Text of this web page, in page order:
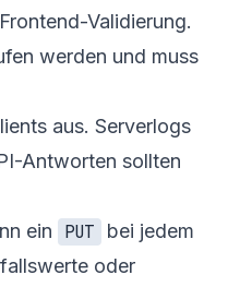
Validierung.
werden und muss
aus. Serverlogs
Antworten sollten
ein
PUT
bei jedem
oder